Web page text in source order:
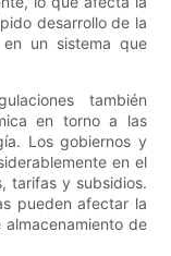
desarrollo de la
un sistema que
también
en torno a las
Los gobiernos y
en el
tarifas y subsidios.
pueden afectar la
de